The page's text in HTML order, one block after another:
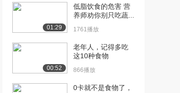
01:29
低脂饮食的危害 营
养师劝你别只吃蔬...
1761播放
00:52
老年人，记得多吃
这10种食物
866播放
0卡就不是食物了，